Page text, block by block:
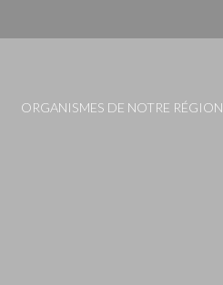
ORGANISMES DE NOTRE RÉGION